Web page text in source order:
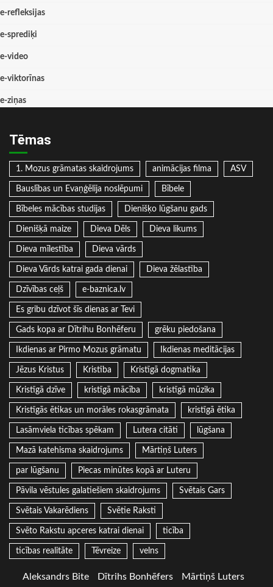
e-refleksijas
e-sprediķi
e-video
e-viktorīnas
e-ziņas
Tēmas
1. Mozus grāmatas skaidrojums animācijas filma ASV
Bauslības un Evaņģēlija noslēpumi Bībele
Bībeles mācības studijas Dienišķo lūgšanu gads
Dienišķā maize Dieva Dēls Dieva likums
Dieva mīlestība Dieva vārds
Dieva Vārds katrai gada dienai Dieva žēlastība
Dzīvības ceļš e-baznica.lv
Es gribu dzīvot šīs dienas ar Tevi
Gads kopa ar Dītrihu Bonhēferu grēku piedošana
Ikdienas ar Pirmo Mozus grāmatu Ikdienas meditācijas
Jēzus Kristus Kristība Kristīgā dogmatika
Kristīgā dzīve kristīgā mācība kristīgā mūzika
Kristīgās ētikas un morāles rokasgrāmata kristīgā ētika
Lasāmviela ticības spēkam Lutera citāti lūgšana
Mazā katehisma skaidrojums Mārtiņš Luters
par lūgšanu Piecas minūtes kopā ar Luteru
Pāvila vēstules galatiešiem skaidrojums Svētais Gars
Svētais Vakarēdiens Svētie Raksti
Svēto Rakstu apceres katrai dienai ticība
ticības realitāte Tēvreize velns
Aleksandrs Bite Dītrihs Bonhēfers
Mārtiņš Luters